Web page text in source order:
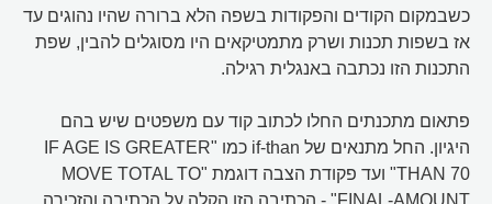
כשבמקום הקודים והפקודות בשפה הלא ברורה שהיו נהוגים עד
אז בשפות תכנות ושרק מתמטיקאים היו מסוגלים להבין, שפת
התכנות הזו נכתבה באנגלית רגילה.
פתאום מתכנתים החלו לכתוב קוד עם משפטים שיש בהם
היגיון. החל מתנאים של if-than כמו "IF AGE IS GREATER
THAN 70" ועד פקודת הצבה דוגמת "MOVE TOTAL TO
FINAL-AMOUNT" - הכתיבה הזו הקלה על הכתיבה והזכירה